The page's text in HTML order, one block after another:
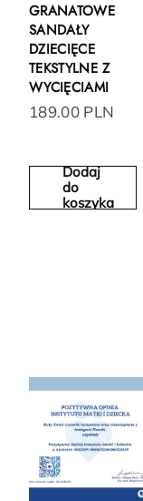
GRANATOWE
SANDAŁY
DZIECIĘCE
TEKSTYLNE Z
WYCIĘCIAMI
189.00 PLN
Dodaj
do
koszyka